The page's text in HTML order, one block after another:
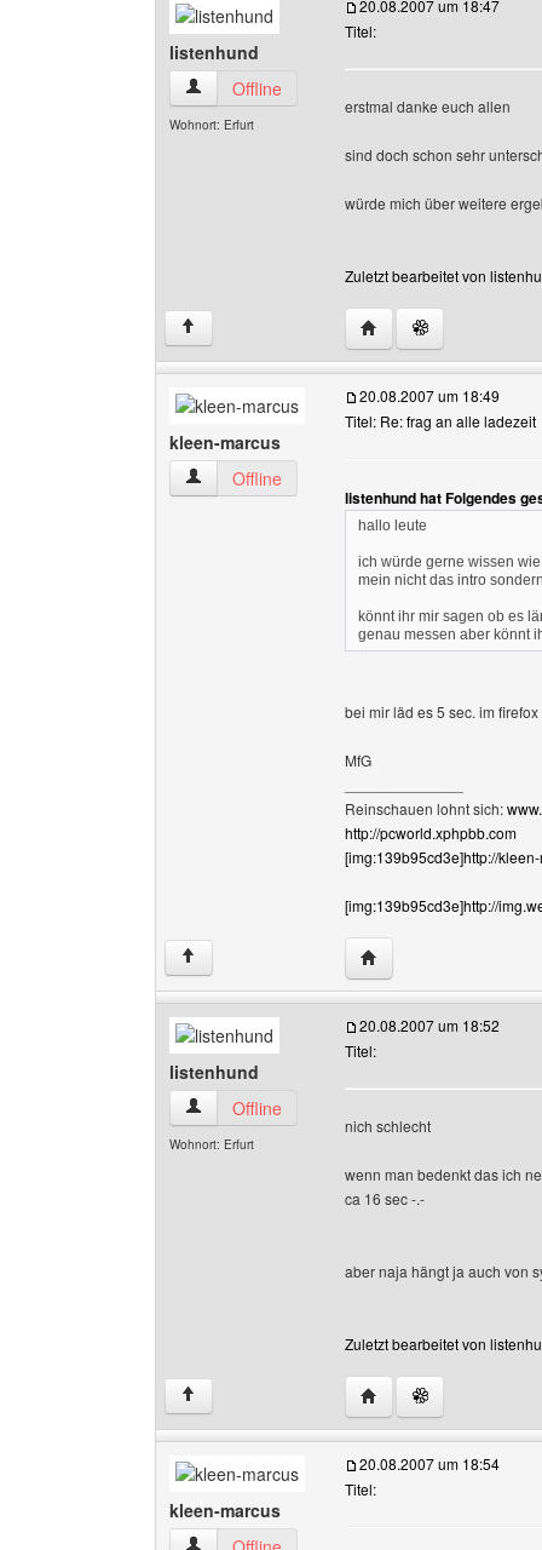
listenhund
listenhund Benutzer-Profile anzeigen
Offline
Wohnort: Erfurt
20.08.2007 um 18:47
Titel:
erstmal danke euch allen
sind doch schon sehr
würde mich über weitere
Zuletzt bearbeitet von
↑ Website dieses
kleen-marcus
kleen-marcus Benutzer-Profile anzeigen
Offline
20.08.2007 um 18:49
Titel: Re: frag an alle ladezeit
listenhund hat Folgendes
hallo leute
ich würde gerne wissen
mein nicht das intro
könnt ihr mir sagen ob es
genau messen aber könnt
bei mir läd es 5 sec. im
MfG
Reinschauen lohnt sich:
http://pcworld.xphpbb.com
[img:139b95cd3e]http://
[img:139b95cd3e]http://
↑ Website dieses
listenhund
listenhund Benutzer-Profile anzeigen
Offline
Wohnort: Erfurt
20.08.2007 um 18:52
Titel:
nich schlecht
wenn man bedenkt das ich
ca 16 sec -.-
aber naja hängt ja auch von
Zuletzt bearbeitet von
↑ Website dieses
kleen-marcus
kleen-marcus Benutzer-Profile anzeigen
20.08.2007 um 18:54
Titel: